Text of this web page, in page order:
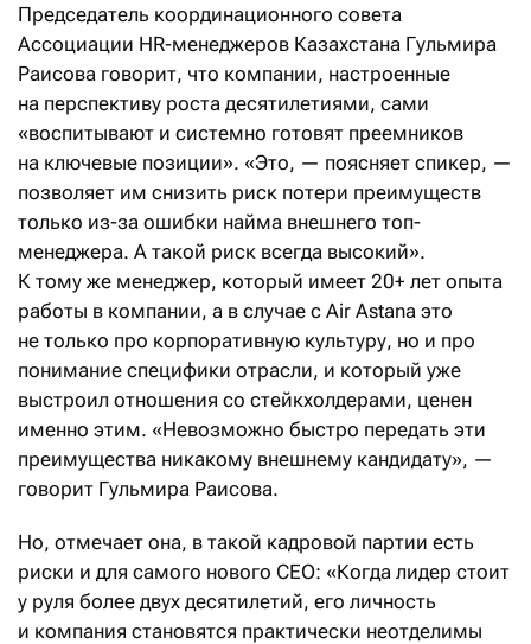
Председатель координационного совета
Ассоциации HR-менеджеров Казахстана Гульмира
Раисова говорит, что компании, настроенные
на перспективу роста десятилетиями, сами
«воспитывают и системно готовят преемников
на ключевые позиции». «Это, — поясняет спикер, —
позволяет им снизить риск потери преимуществ
только из-за ошибки найма внешнего топ-
менеджера. А такой риск всегда высокий».
К тому же менеджер, который имеет 20+ лет опыта
работы в компании, а в случае с Air Astana это
не только про корпоративную культуру, но и про
понимание специфики отрасли, и который уже
выстроил отношения со стейкхолдерами, ценен
именно этим. «Невозможно быстро передать эти
преимущества никакому внешнему кандидату», —
говорит Гульмира Раисова.
Но, отмечает она, в такой кадровой партии есть
риски и для самого нового CEO: «Когда лидер стоит
у руля более двух десятилетий, его личность
и компания становятся практически неотделимы